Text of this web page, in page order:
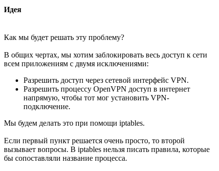
Идея
Как мы будет решать эту проблему?
В общих чертах, мы хотим заблокировать весь доступ к сети
всем приложениям с двумя исключениями:
Разрешить доступ через сетевой интерфейс VPN.
Разрешить процессу OpenVPN доступ в интернет
напрямую, чтобы тот мог установить VPN-
подключение.
Мы будем делать это при помощи iptables.
Если первый пункт решается очень просто, то второй
вызывает вопросы. В iptables нельзя писать правила, которые
бы сопоставляли название процесса.